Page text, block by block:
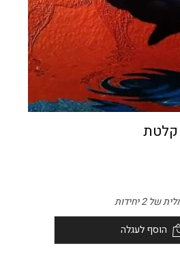
קלטת
2 יחידות
הוסף לעגלה